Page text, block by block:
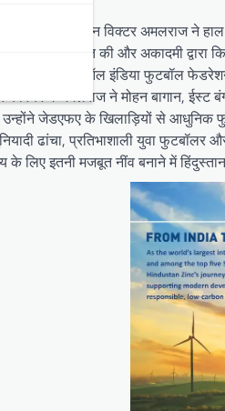
टीम के पूर्व कप्तान विक्टर अमलराज ने
कोचों से बातचीत की और अकादमी द्वारा
हस्ती और ऑल इंडिया फुटबॉल
में अमलराज ने मोहन बागान, ईस्ट
उन्होंने जेडएफए के खिलाड़ियों से आधुनिक
ढांचा, प्रतिभाशाली युवा
के लिए इतनी मजबूत नींव बनाने में